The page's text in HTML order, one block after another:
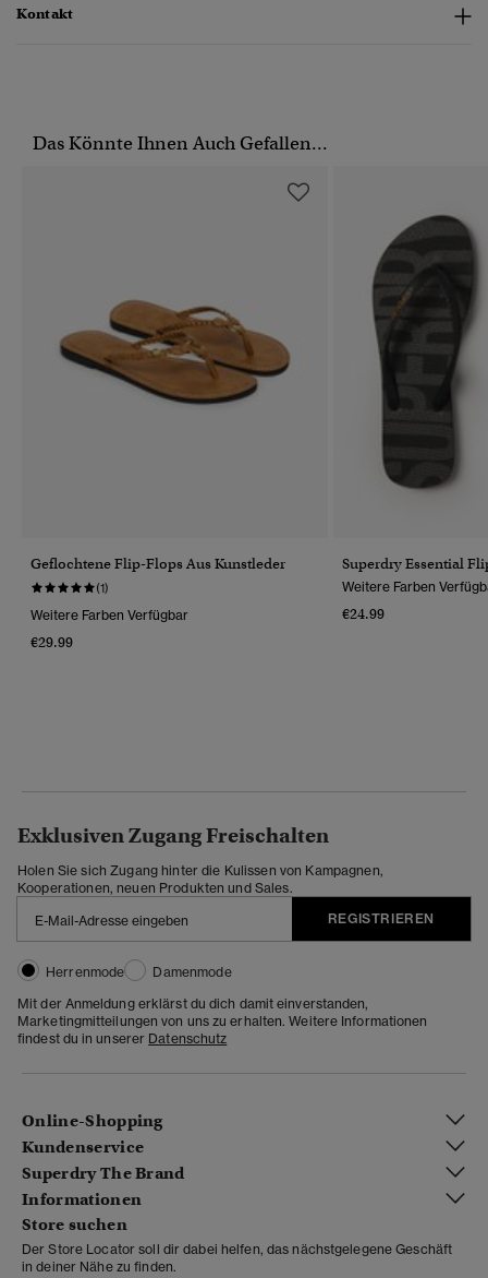
Kontakt
Das Könnte Ihnen Auch Gefallen...
Geflochtene Flip-Flops Aus Kunstleder
(1)
Weitere Farben Verfügbar
€29.99
Superdry Essential
Weitere Farben
€24.99
Exklusiven Zugang Freischalten
Holen Sie sich Zugang hinter die Kulissen von Kampagnen,
Kooperationen, neuen Produkten und Sales.
REGISTRIEREN
Herrenmode
Damenmode
Mit der Anmeldung erklärst du dich damit einverstanden,
Marketingmitteilungen von uns zu erhalten. Weitere Informationen
findest du in unserer Datenschutz
Online-Shopping
Kundenservice
Superdry The Brand
Informationen
Store suchen
Der Store Locator soll dir dabei helfen, das nächstgelegene Geschäft
in deiner Nähe zu finden.